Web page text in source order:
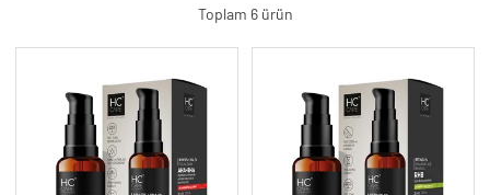
Toplam 6 ürün